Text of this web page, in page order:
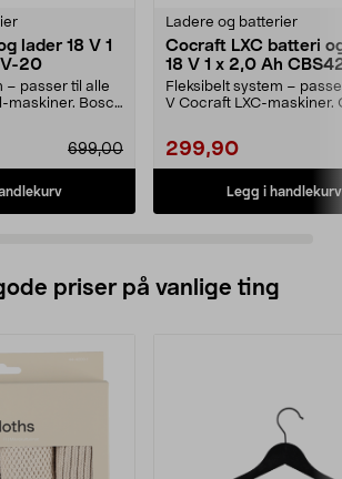
lader 18 V 1
20
– passer til alle
maskiner. Bosch
699,00
Ladere og batterier
Cocraft LXC batteri
18 V 1 x 2,0 Ah
Fleksibelt system –
V Cocraft LXC-maskiner.
299,90
Legg i handlekurv
priser på vanlige ting